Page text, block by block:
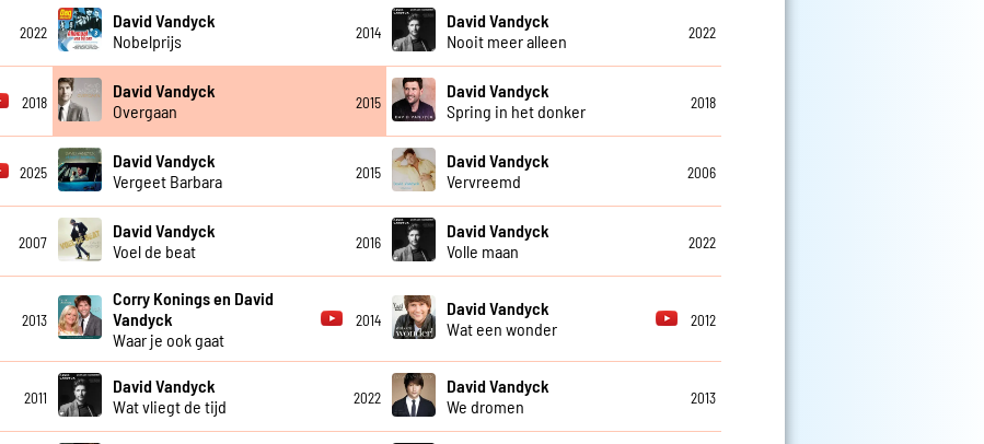
2022
David Vandyck
Nobelprijs
2014
David Vandyck
Nooit meer alleen
2022
2018
David Vandyck
Overgaan
2015
David Vandyck
Spring in het donker
2018
2025
David Vandyck
Vergeet Barbara
2015
David Vandyck
Vervreemd
2006
2007
David Vandyck
Voel de beat
2016
David Vandyck
Volle maan
2022
2013
Corry Konings en David
Vandyck
Waar je ook gaat
2014
David Vandyck
Wat een wonder
2012
2011
David Vandyck
Wat vliegt de tijd
2022
David Vandyck
We dromen
2013